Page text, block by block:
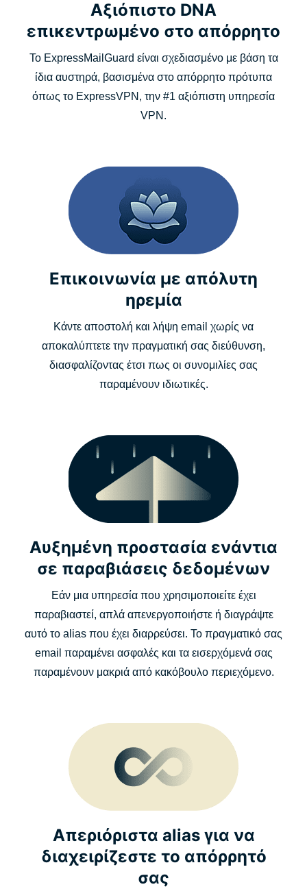
Αξιόπιστο DNA
επικεντρωμένο στο απόρρητο
Το ExpressMailGuard είναι σχεδιασμένο με βάση τα
ίδια αυστηρά, βασισμένα στο απόρρητο πρότυπα
όπως το ExpressVPN, την #1 αξιόπιστη υπηρεσία
VPN.
Επικοινωνία με απόλυτη
ηρεμία
Κάντε αποστολή και λήψη email χωρίς να
αποκαλύπτετε την πραγματική σας διεύθυνση,
διασφαλίζοντας έτσι πως οι συνομιλίες σας
παραμένουν ιδιωτικές.
Αυξημένη προστασία ενάντια
σε παραβιάσεις δεδομένων
Εάν μια υπηρεσία που χρησιμοποιείτε έχει
παραβιαστεί, απλά απενεργοποιήστε ή διαγράψτε
αυτό το alias που έχει διαρρεύσει. Το πραγματικό σας
email παραμένει ασφαλές και τα εισερχόμενά σας
παραμένουν μακριά από κακόβουλο περιεχόμενο.
Απεριόριστα alias για να
διαχειρίζεστε το απόρρητό
σας